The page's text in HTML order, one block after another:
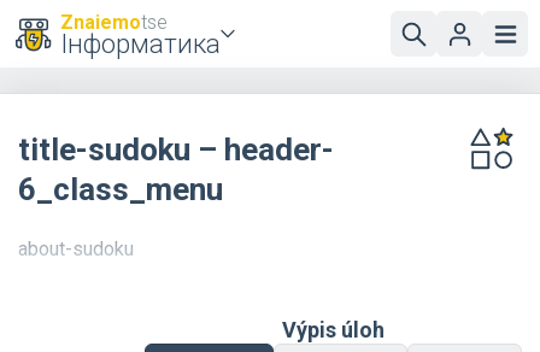
Znaiemotse
Інформатика
title-sudoku – header-
6_class_menu
about-sudoku
Výpis úloh